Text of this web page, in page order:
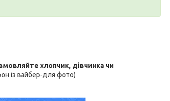
хлопчик, дівчинка чи
із вайбер-для фото)